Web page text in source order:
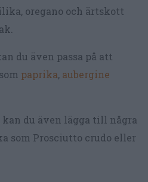
oregano och ärtskott
du även passa på att
paprika, aubergine
du även lägga till några
som Prosciutto crudo eller